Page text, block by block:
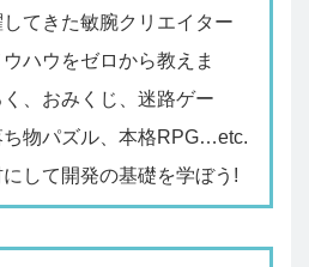
てきた敏腕クリエイター
ハウをゼロから教えま
、おみくじ、迷路ゲー
ち物パズル、本格RPG…etc.
して開発の基礎を学ぼう!